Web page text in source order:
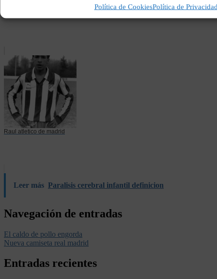
Política de CookiesPolítica de
Raul atletico de madrid
Leer más Paralisis cerebral infantil definicion
Navegación de entradas
El caldo de pollo engorda
Nueva camiseta real madrid
Entradas recientes